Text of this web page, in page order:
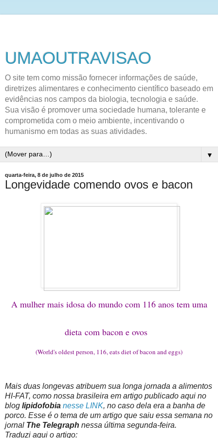
UMAOUTRAVISAO
O site tem como missão fornecer informações de saúde,
diretrizes alimentares e conhecimento científico baseado em
evidências nos campos da biologia, tecnologia e saúde.
Sua visão é promover uma sociedade humana, tolerante e
comprometida com o meio ambiente, incentivando o
humanismo em todas as suas atividades.
▼
quarta-feira, 8 de julho de 2015
Longevidade comendo ovos e bacon
A mulher mais idosa do mundo com 116 anos tem uma
dieta com bacon e ovos
(World's oldest person, 116, eats diet of bacon and eggs)
Mais duas longevas atribuem sua longa jornada a alimentos
HI-FAT, como nossa brasileira em artigo publicado aqui no
blog lipidofobia nesse LINK, no caso dela era a banha de
porco. Esse é o tema de um artigo que saiu essa semana no
jornal The Telegraph nessa última segunda-feira.
Traduzi aqui o artigo: